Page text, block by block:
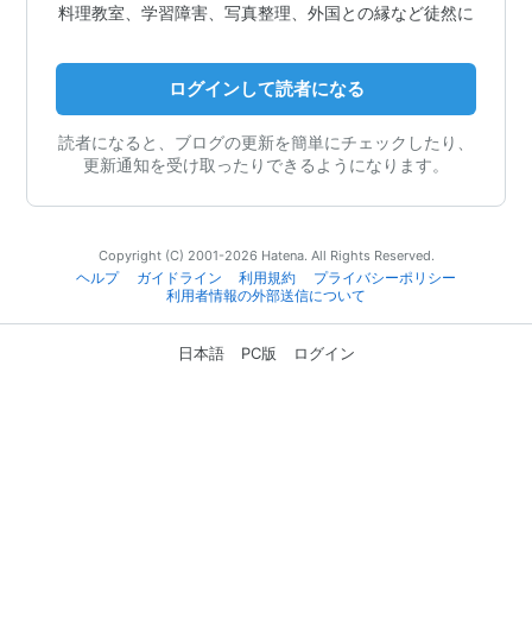
料理教室、学習障害、写真整理、外国との縁など徒然に
ログインして読者になる
読者になると、ブログの更新を簡単にチェックしたり、
更新通知を受け取ったりできるようになります。
Copyright (C) 2001-2026 Hatena. All Rights Reserved.
ヘルプ
ガイドライン 利用規約
プライバシーポリシー
利用者情報の外部送信について
日本語 PC版 ログイン